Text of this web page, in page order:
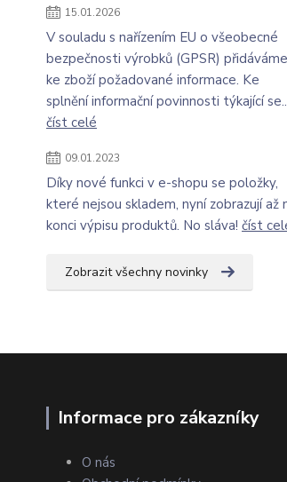
15.01.2026
V souladu s nařízením EU o všeobecné
bezpečnosti výrobků (GPSR) přidáváme
ke zboží požadované informace. Ke
splnění informační povinnosti týkající
číst celé
09.01.2023
Díky nové funkci v e-shopu se položky,
které nejsou skladem, nyní zobrazují až
konci výpisu produktů. No sláva! číst
Zobrazit všechny novinky
Informace pro zákazníky
O nás